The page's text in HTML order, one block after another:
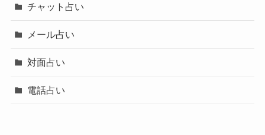
チャット占い
メール占い
対面占い
電話占い